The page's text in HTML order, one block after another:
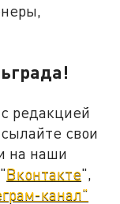
редакцией
свои
на наши
Вконтакте",
канал"